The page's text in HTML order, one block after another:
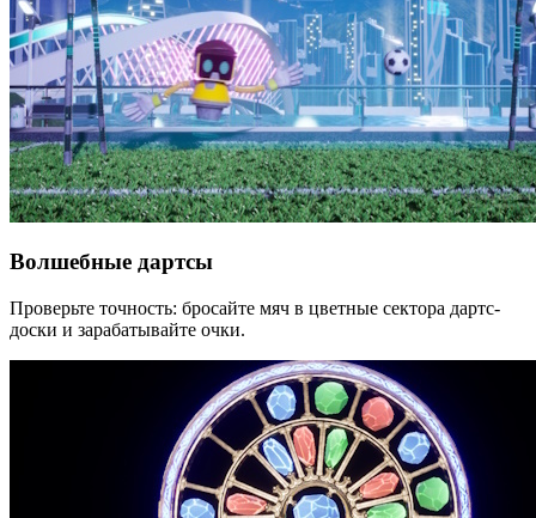
Волшебные дартсы
Проверьте точность: бросайте мяч в цветные сектора дартс-
доски и зарабатывайте очки.